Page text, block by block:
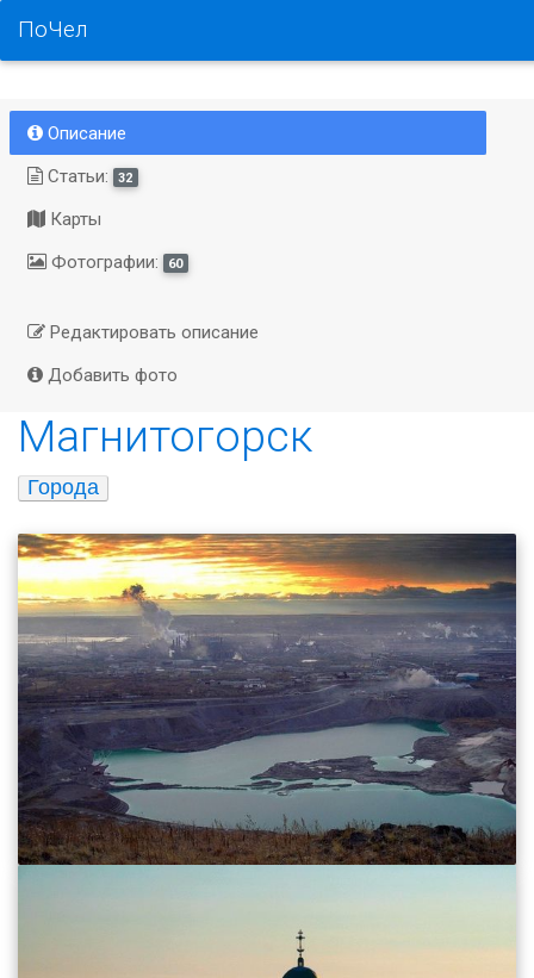
ПоЧел
Описание
Статьи:
32
Карты
Фотографии:
60
Редактировать описание
Добавить фото
Магнитогорск
Города